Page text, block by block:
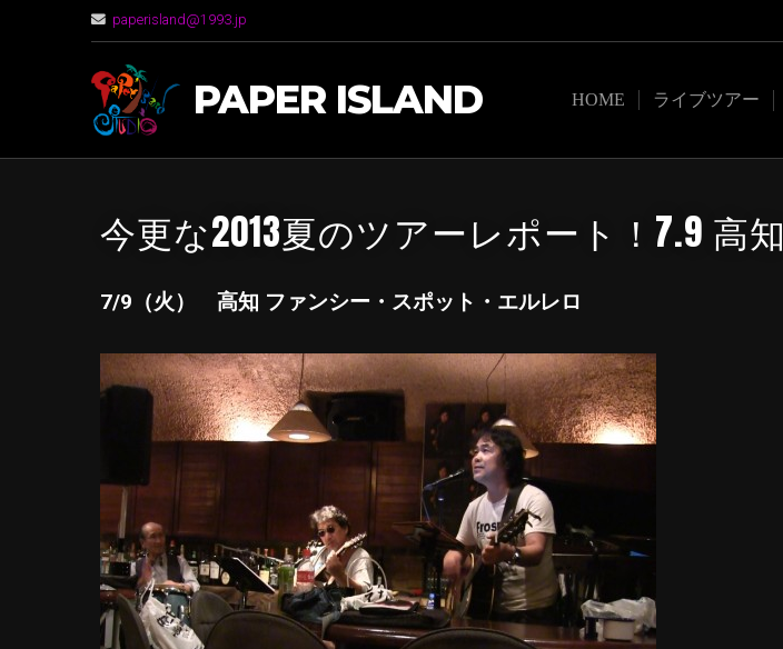
paperisland@1993.jp
PAPER ISLAND HOME ライブツアー
今更な2013夏のツアーレポート！7.9 高知
7/9（火） 高知 ファンシー・スポット・エルレロ